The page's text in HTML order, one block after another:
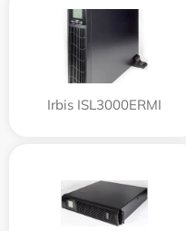
Irbis ISL3000ERMI